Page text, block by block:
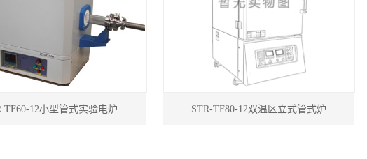
TF60-12小型管式实验电炉 STR-TF80-12双温区立式管式炉